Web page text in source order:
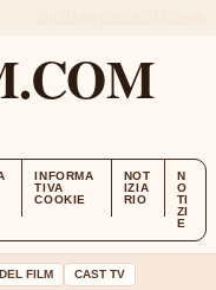
INFORMA
TIVA
COOKIE
NOT
IZIA
RIO
N
O
TI
ZI
E
FILM
CAST TV